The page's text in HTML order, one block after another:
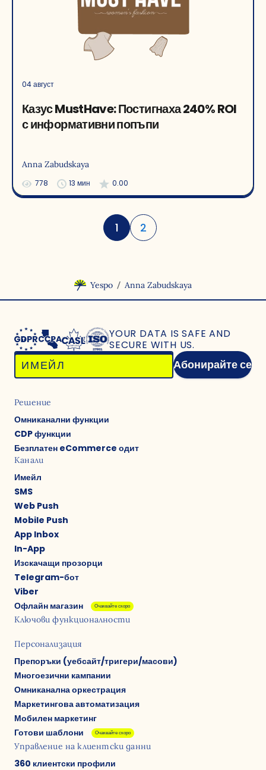
04 август
Казус MustHave: Постигнаха 240% ROI
с информативни попъпи
Anna Zabudskaya
778 13 мин 0.00
1 2
Yespo / Anna Zabudskaya
YOUR DATA IS SAFE AND
SECURE WITH US.
Абонирайте се
Решение
Омниканални функции
CDP функции
Безплатен eCommerce одит
Канали
Имейл
SMS
Web Push
Mobile Push
App Inbox
In-App
Изскачащи прозорци
Telegram-бот
Viber
Офлайн магазин
Очаквайте скоро
Ключови функционалности
Персонализация
Препоръки (уебсайт/тригери/масови)
Многоезични кампании
Омниканална оркестрация
Маркетингова автоматизация
Мобилен маркетинг
Готови шаблони
Очаквайте скоро
Управление на клиентски данни
360 клиентски профили